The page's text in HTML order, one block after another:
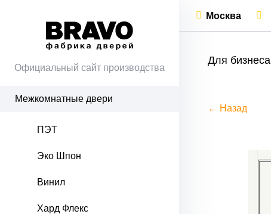
Официальный сайт производства
Межкомнатные двери
ПЭТ
Эко Шпон
Винил
Хард Флекс
Москва
Для бизнеса
← Назад